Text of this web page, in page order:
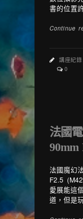
書的位置
Continue
講座紀錄
0
法國
90mm
法國魔幻
F2.5
愛展能這
道，但是